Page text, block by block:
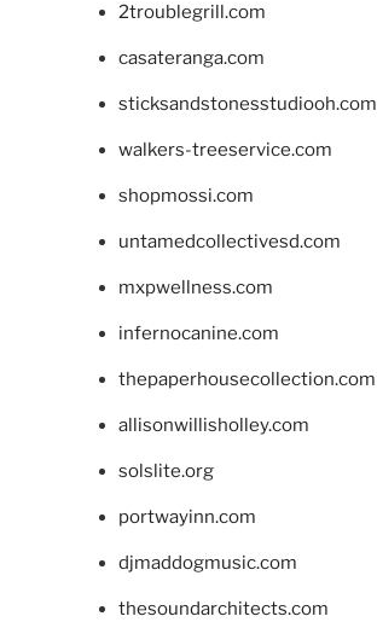
2troublegrill.com
casateranga.com
sticksandstonesstudiooh.com
walkers-treeservice.com
shopmossi.com
untamedcollectivesd.com
mxpwellness.com
infernocanine.com
thepaperhousecollection.com
allisonwillisholley.com
solslite.org
portwayinn.com
djmaddogmusic.com
thesoundarchitects.com